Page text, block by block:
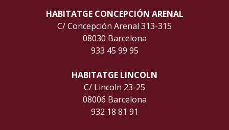
HABITATGE CONCEPCIÓN ARENAL
C/ Concepción Arenal 313-315
08030 Barcelona
933 45 99 95
HABITATGE LINCOLN
C/ Lincoln 23-25
08006 Barcelona
932 18 81 91